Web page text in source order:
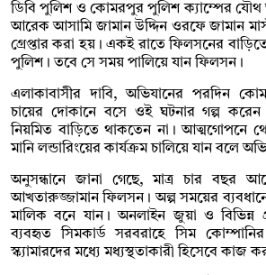
ডিবি পুলিশ ও কোমরপুর পুলিশ ক্যাম্পের যৌথ
আরেক আসামি জামান উদ্দিন ওরফে জামান
গ্রেপ্তার করা হয়। একই রাতে ফিলসনের
পুলিশ। তবে সে সময় পালিয়ে যান ফিলসন।
এলাকাবাসীর দাবি, অভিযানের পরদিন
চায়ের দোকানে বসে ওই ঘটনার গল্প
নিয়মিত বাড়িতে থাকতেন না। আত্মগোপনে
মানি লন্ডারিংয়ের কার্যক্রম চালিয়ে যান বলে
অনুসন্ধানে জানা গেছে, মাত্র চার বছর
আখতারুজ্জামান ফিলসন। অল্প সময়ের
মালিক বনে যান। অনলাইন জুয়া ও বিভিন্ন
ব্যবহৃত সিমকার্ড সরবরাহে সিম
স্ক্যামারদের মধ্যে মধ্যস্থতাকারী হিসেবে কাজ